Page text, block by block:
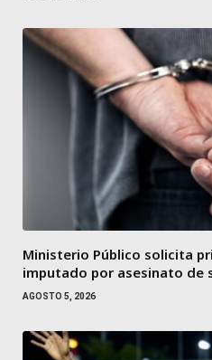
Ministerio Público solicita
imputado por asesinato de
AGOSTO 5, 2026